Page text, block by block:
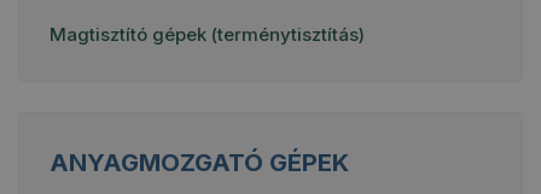
Magtisztító gépek (terménytisztítás)
ANYAGMOZGATÓ GÉPEK